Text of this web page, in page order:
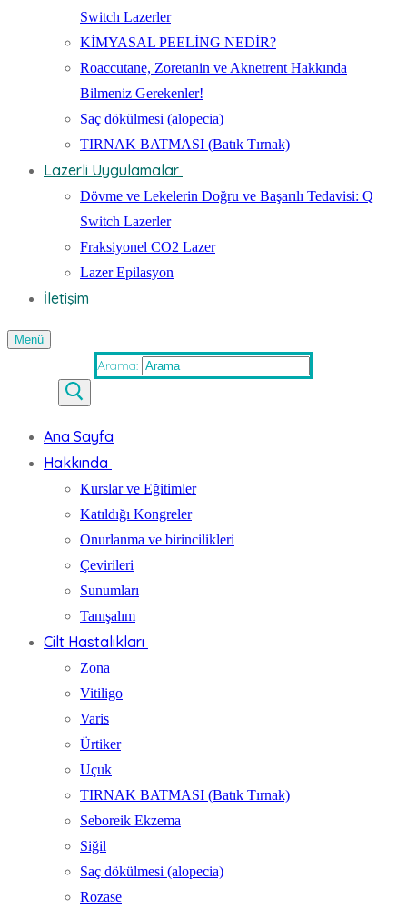
Switch Lazerler
KİMYASAL PEELİNG NEDİR?
Roaccutane, Zoretanin ve Aknetrent Hakkında
Bilmeniz Gerekenler!
Saç dökülmesi (alopecia)
TIRNAK BATMASI (Batık Tırnak)
Lazerli Uygulamalar
Dövme ve Lekelerin Doğru ve Başarılı Tedavisi: Q
Switch Lazerler
Fraksiyonel CO2 Lazer
Lazer Epilasyon
İletişim
Menü
Arama:
Ana Sayfa
Hakkında
Kurslar ve Eğitimler
Katıldığı Kongreler
Onurlanma ve birincilikleri
Çevirileri
Sunumları
Tanışalım
Cilt Hastalıkları
Zona
Vitiligo
Varis
Ürtiker
Uçuk
TIRNAK BATMASI (Batık Tırnak)
Seboreik Ekzema
Siğil
Saç dökülmesi (alopecia)
Rozase